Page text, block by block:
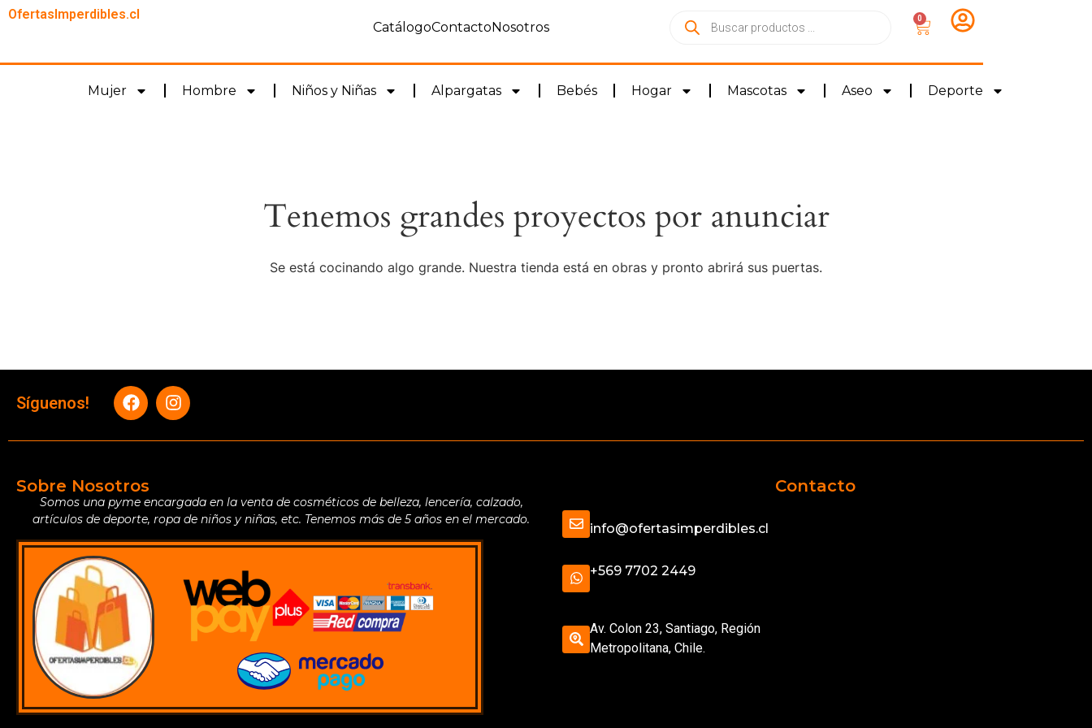
OfertasImperdibles.cl
CatálogoContactoNosotros
0
Mujer Hombre Niños y Niñas Alpargatas Bebés Hogar Mascotas Aseo Deporte
Tenemos grandes proyectos por anunciar
Se está cocinando algo grande. Nuestra tienda está en obras y pronto abrirá sus puertas.
Síguenos!
Sobre Nosotros
Somos una pyme encargada en la venta de cosméticos de belleza, lencería, calzado,
artículos de deporte, ropa de niños y niñas, etc. Tenemos más de 5 años en el mercado.
Contacto
info@ofertasimperdibles.cl
+569 7702 2449
Av. Colon 23, Santiago, Región
Metropolitana, Chile.